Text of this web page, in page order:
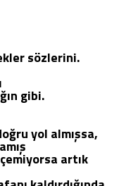
sözlerini.
gibi.
yol almışsa,
artık